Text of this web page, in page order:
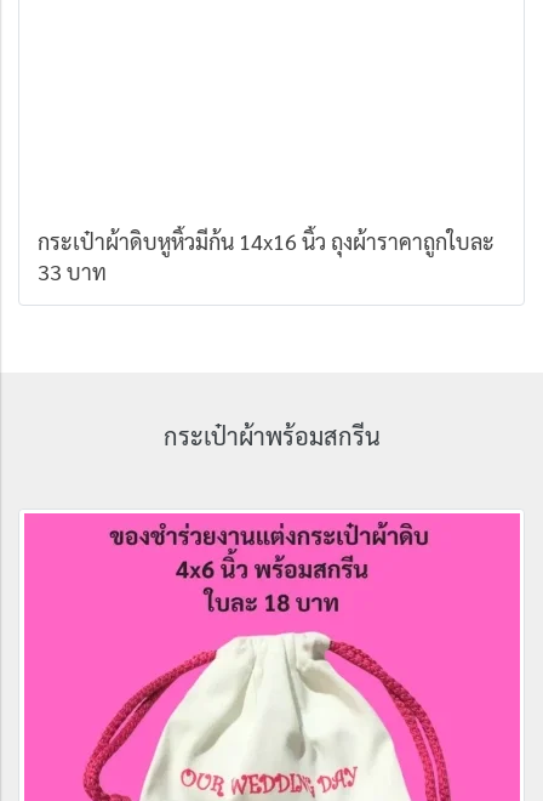
กระเป๋าผ้าดิบหูหิ้วมีก้น 14x16 นิ้ว ถุงผ้าราคาถูกใบละ
33 บาท
กระเป๋าผ้าพร้อมสกรีน